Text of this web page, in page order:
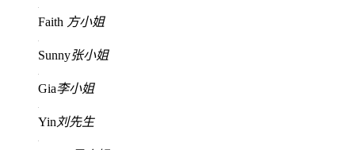
Faith 方小姐
Sunny张小姐
Gia李小姐
Yin 刘先生